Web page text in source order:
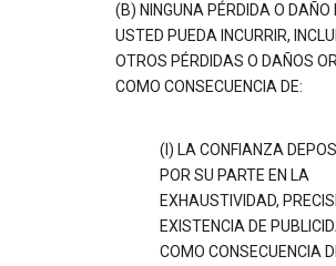
(B) NINGUNA PÉRDIDA O DAÑO
USTED PUEDA INCURRIR,
OTROS PÉRDIDAS O DAÑOS
COMO CONSECUENCIA DE:
(I) LA CONFIANZA
POR SU PARTE EN LA
EXHAUSTIVIDAD,
EXISTENCIA DE
COMO CONSECUENCIA